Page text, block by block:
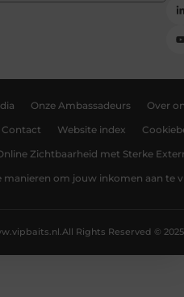
Onze Ambassadeurs Over
Contact Website index
Zichtbaarheid met Sterke
manieren om jouw inkomen aan te
All Rights Reserved © 2025